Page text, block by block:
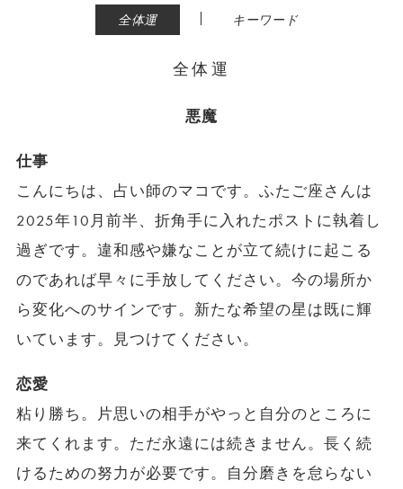
全体運 | キーワード
全体運
悪魔
仕事
こんにちは、占い師のマコです。ふたご座さんは
2025年10月前半、折角手に入れたポストに執着し
過ぎです。違和感や嫌なことが立て続けに起こる
のであれば早々に手放してください。今の場所か
ら変化へのサインです。新たな希望の星は既に輝
いています。見つけてください。
恋愛
粘り勝ち。片思いの相手がやっと自分のところに
来てくれます。ただ永遠には続きません。長く続
けるための努力が必要です。自分磨きを怠らない